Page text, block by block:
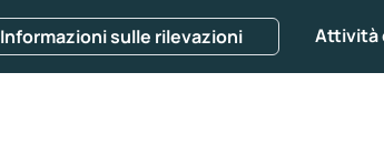
Informazioni sulle rilevazioni Attività